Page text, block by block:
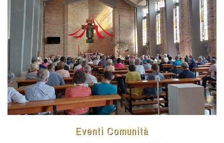
Eventi Comunità